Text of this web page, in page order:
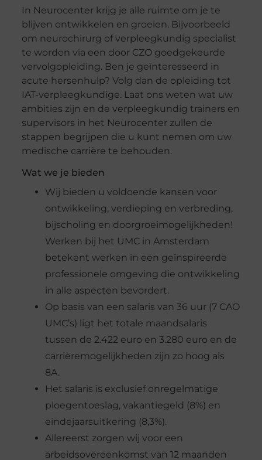
In Neurocenter krijg je alle ruimte om je te
blijven ontwikkelen en groeien. Bijvoorbeeld
om neurochirurg of verpleegkundig specialist
te worden via een door CZO goedgekeurde
vervolgopleiding. Ben je geïnteresseerd in
acute hersenhulp? Volg dan de opleiding tot
IAT-verpleegkundige. Laat ons weten wat uw
ambities zijn en de verpleegkundig trainers en
supervisors in het Neurocenter zullen de
stappen begrijpen die u kunt nemen om uw
medische carrière te behouden.
Wat we je bieden
Wij bieden u voldoende kansen voor
ontwikkeling, verdieping en verbreding,
bijscholing en doorgroeimogelijkheden!
Werken bij het UMC in Amsterdam
betekent werken in een geïnspireerde
professionele omgeving die ontwikkeling
in alle aspecten bevordert.
Op basis van een salaris van 36 uur (7 CAO
UMC’s) ligt het totale maandsalaris
tussen de 2.422 euro en 3.280 euro en de
carrièremogelijkheden zijn zo hoog als
8A.
Het salaris is exclusief onregelmatige
ploegentoeslag, vakantiegeld (8%) en
eindejaarsuitkering (8,3%).
Allereerst zorgen wij voor een
arbeidsovereenkomst van 12 maanden